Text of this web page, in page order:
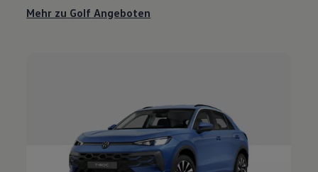
Mehr zu Golf Angeboten